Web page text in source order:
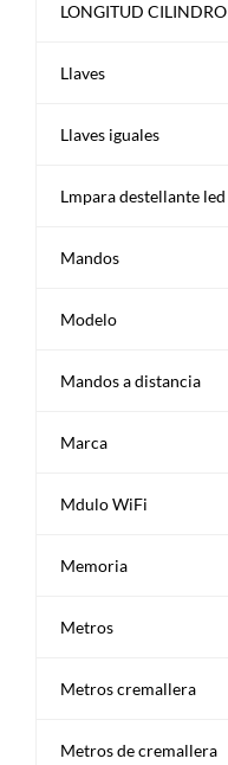
LONGITUD CILINDRO
Llaves
Llaves iguales
Lmpara destellante led
Mandos
Modelo
Mandos a distancia
Marca
Mdulo WiFi
Memoria
Metros
Metros cremallera
Metros de cremallera